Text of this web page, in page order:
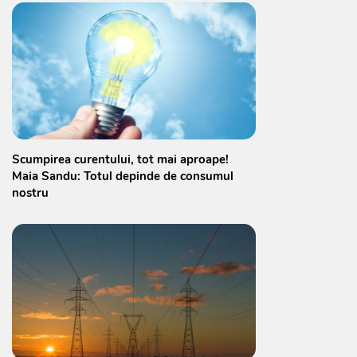
Scumpirea curentului, tot mai aproape!
Maia Sandu: Totul depinde de consumul
nostru